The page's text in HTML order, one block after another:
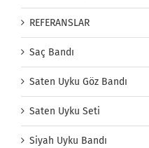
REFERANSLAR
Saç Bandı
Saten Uyku Göz Bandı
Saten Uyku Seti
Siyah Uyku Bandı